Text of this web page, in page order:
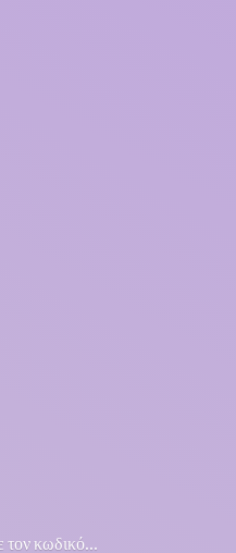
τον κωδικό...